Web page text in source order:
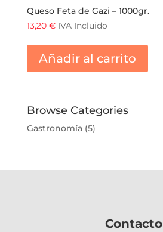
Queso Feta de Gazi – 1000gr.
13,20 € IVA Incluido
Añadir al carrito
Browse Categories
Gastronomía(5)
Contacto